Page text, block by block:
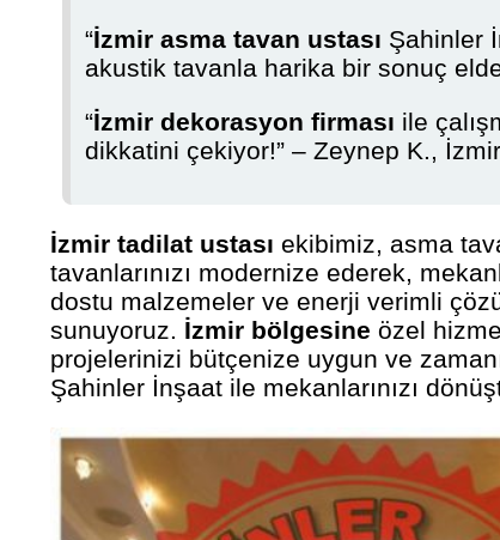
“İzmir asma tavan ustası Şahinler
akustik tavanla harika bir sonuç
“İzmir dekorasyon firması ile
dikkatini çekiyor!” – Zeynep K., İzmir
İzmir tadilat ustası ekibimiz, asma
tavanlarınızı modernize ederek,
dostu malzemeler ve enerji verimli
sunuyoruz. İzmir bölgesine özel
projelerinizi bütçenize uygun ve
Şahinler İnşaat ile mekanlarınızı